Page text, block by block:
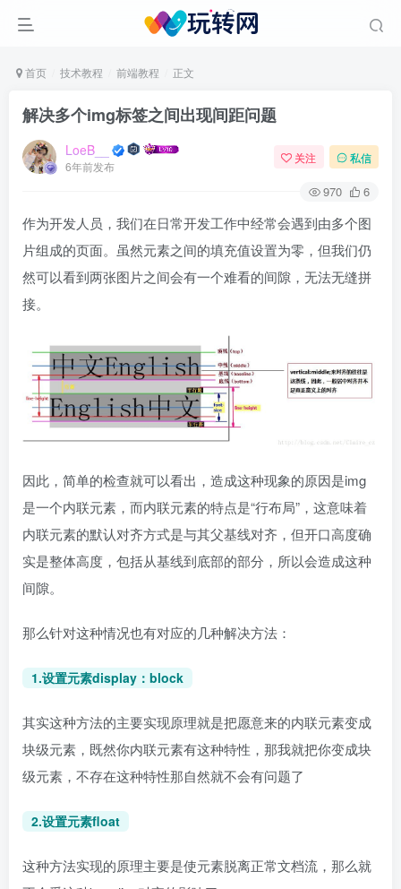
首页 技术教程 前端教程 正文
解决多个img标签之间出现间距问题
LoeB__
6年前发布
关注 私信
970 6
作为开发人员，我们在日常开发工作中经常会遇到由多个图
片组成的页面。虽然元素之间的填充值设置为零，但我们仍
然可以看到两张图片之间会有一个难看的间隙，无法无缝拼
接。
因此，简单的检查就可以看出，造成这种现象的原因是img
是一个内联元素，而内联元素的特点是“行布局”，这意味着
内联元素的默认对齐方式是与其父基线对齐，但开口高度确
实是整体高度，包括从基线到底部的部分，所以会造成这种
间隙。
那么针对这种情况也有对应的几种解决方法：
1.设置元素display：block
其实这种方法的主要实现原理就是把愿意来的内联元素变成
块级元素，既然你内联元素有这种特性，那我就把你变成块
级元素，不存在这种特性那自然就不会有问题了
2.设置元素float
这种方法实现的原理主要是使元素脱离正常文档流，那么就